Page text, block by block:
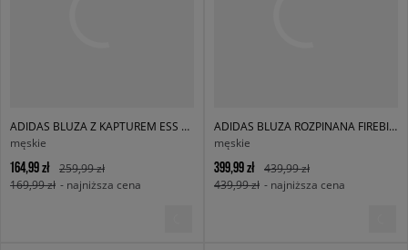
ADIDAS BLUZA Z KAPTUREM ESS HD
męskie
164,99 zł
259,99 zł
169,99 zł - najniższa cena
ADIDAS BLUZA ROZPINANA FIREBIRD DENIM
męskie
399,99 zł
439,99 zł
439,99 zł - najniższa cena